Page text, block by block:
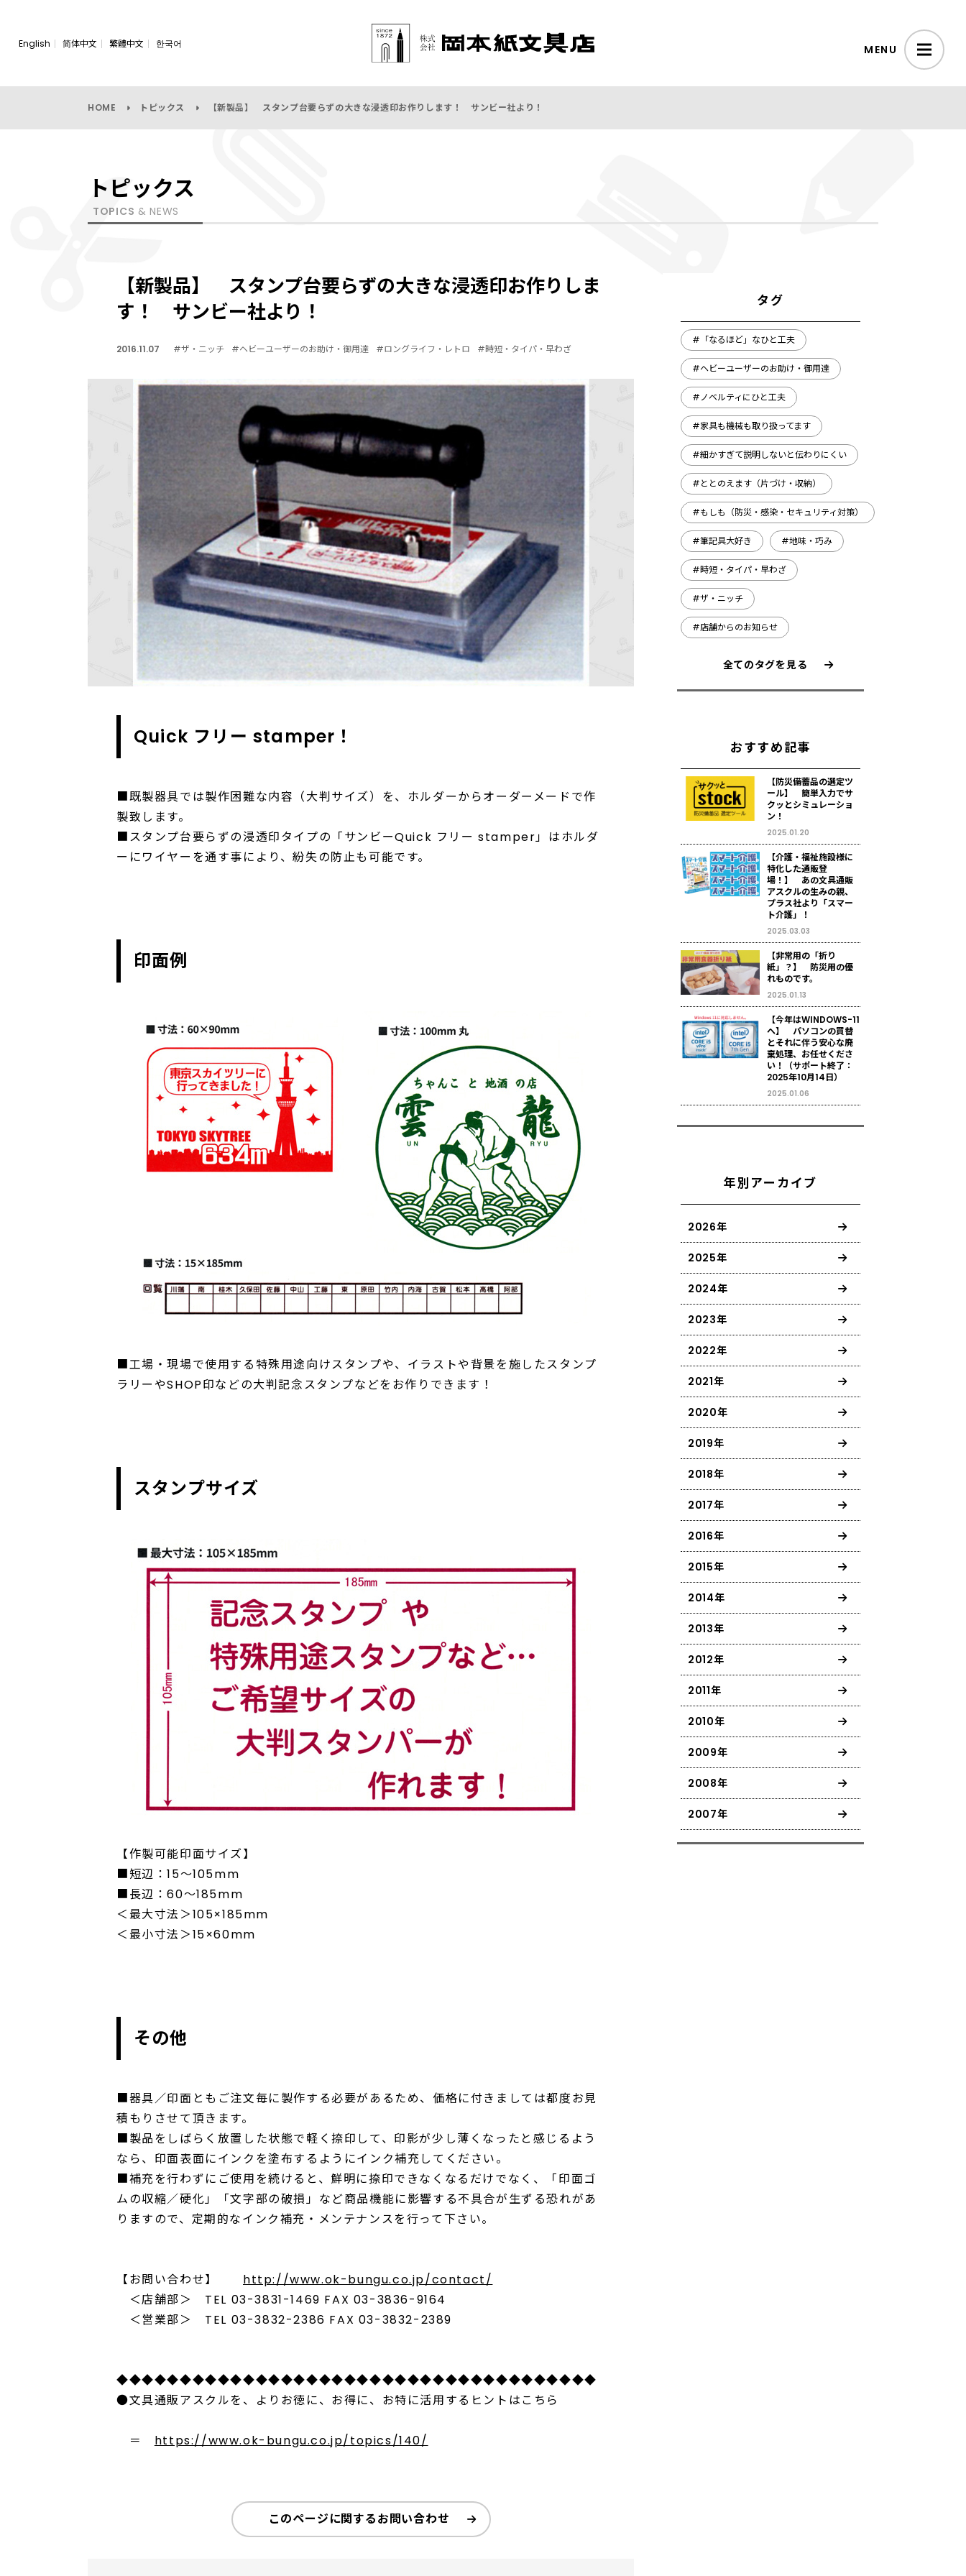
English 简体中文 繁體中文 한국어 MENU
HOME トピックス 【新製品】 スタンプ台要らずの大きな浸透印お作りします！ サンビー社より！
トピックス
TOPICS & NEWS
【新製品】 スタンプ台要らずの大きな浸透印お作りしま
す！ サンビー社より！
2016.11.07 #ザ・ニッチ #ヘビーユーザーのお助け・御用達 #ロングライフ・レトロ #時短・タイパ・早わざ
Quick フリー stamper！
■既製器具では製作困難な内容（大判サイズ）を、ホルダーからオーダーメードで作
製致します。
■スタンプ台要らずの浸透印タイプの「サンビーQuick フリー stamper」はホルダ
ーにワイヤーを通す事により、紛失の防止も可能です。
印面例
■工場・現場で使用する特殊用途向けスタンプや、イラストや背景を施したスタンプ
ラリーやSHOP印などの大判記念スタンプなどをお作りできます！
スタンプサイズ
【作製可能印面サイズ】
■短辺：15～105mm
■長辺：60～185mm
＜最大寸法＞105×185mm
＜最小寸法＞15×60mm
その他
■器具／印面ともご注文毎に製作する必要があるため、価格に付きましては都度お見
積もりさせて頂きます。
■製品をしばらく放置した状態で軽く捺印して、印影が少し薄くなったと感じるよう
なら、印面表面にインクを塗布するようにインク補充してください。
■補充を行わずにご使用を続けると、鮮明に捺印できなくなるだけでなく、「印面ゴ
ムの収縮／硬化」「文字部の破損」など商品機能に影響する不具合が生ずる恐れがあ
りますので、定期的なインク補充・メンテナンスを行って下さい。
【お問い合わせ】 http://www.ok-bungu.co.jp/contact/
＜店舗部＞ TEL 03-3831-1469 FAX 03-3836-9164
＜営業部＞ TEL 03-3832-2386 FAX 03-3832-2389
◆◆◆◆◆◆◆◆◆◆◆◆◆◆◆◆◆◆◆◆◆◆◆◆◆◆◆◆◆◆◆◆◆◆◆◆◆◆
●文具通販アスクルを、よりお徳に、お得に、お特に活用するヒントはこちら
＝ https://www.ok-bungu.co.jp/topics/140/
このページに関するお問い合わせ
タグ
#「なるほど」なひと工夫
#ヘビーユーザーのお助け・御用達
#ノベルティにひと工夫
#家具も機械も取り扱ってます
#細かすぎて説明しないと伝わりにくい
#ととのえます（片づけ・収納）
#もしも（防災・感染・セキュリティ対策）
#筆記具大好き #地味・巧み
#時短・タイパ・早わざ
#ザ・ニッチ
#店舗からのお知らせ
全てのタグを見る
おすすめ記事
【防災備蓄品の選定ツ
ール】 簡単入力でサ
クッとシミュレーショ
ン！
2025.01.20
【介護・福祉施設様に
特化した通販登
場！】 あの文具通販
アスクルの生みの親、
プラス社より「スマー
ト介護」！
2025.03.03
【非常用の「折り
紙」？】 防災用の優
れものです。
2025.01.13
【今年はWINDOWS-11
へ】 パソコンの買替
とそれに伴う安心な廃
棄処理、お任せくださ
い！（サポート終了：
2025年10月14日）
2025.01.06
年別アーカイブ
2026年
2025年
2024年
2023年
2022年
2021年
2020年
2019年
2018年
2017年
2016年
2015年
2014年
2013年
2012年
2011年
2010年
2009年
2008年
2007年